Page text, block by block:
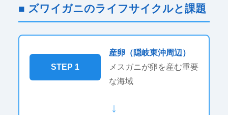
■ ズワイガニのライフサイクルと課題
STEP 1
産卵（隠岐東沖周辺）
メスガニが卵を産む重要
な海域
↓